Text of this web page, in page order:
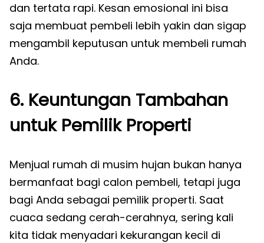
dan tertata rapi. Kesan emosional ini bisa
saja membuat pembeli lebih yakin dan sigap
mengambil keputusan untuk membeli rumah
Anda.
6. Keuntungan Tambahan
untuk Pemilik Properti
Menjual rumah di musim hujan bukan hanya
bermanfaat bagi calon pembeli, tetapi juga
bagi Anda sebagai pemilik properti. Saat
cuaca sedang cerah-cerahnya, sering kali
kita tidak menyadari kekurangan kecil di